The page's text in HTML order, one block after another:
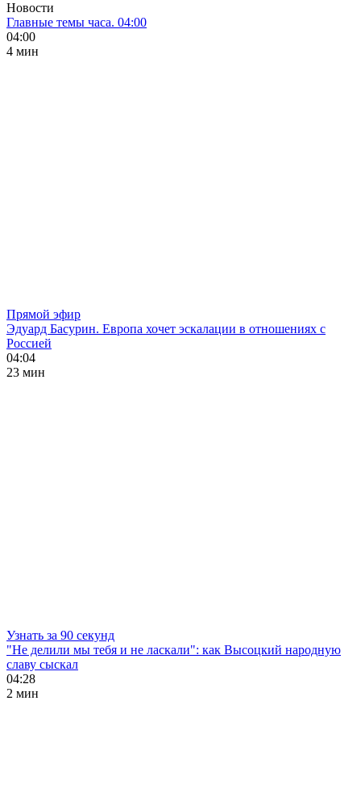
Новости
Главные темы часа. 04:00
04:00
4 мин
Прямой эфир
Эдуард Басурин. Европа хочет эскалации в отношениях с
Россией
04:04
23 мин
Узнать за 90 секунд
"Не делили мы тебя и не ласкали": как Высоцкий народную
славу сыскал
04:28
2 мин